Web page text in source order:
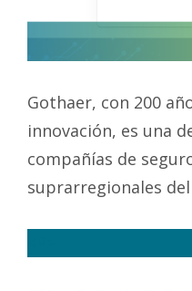
Gothaer, con 200
innovación, es una
compañías de
suprarregionales